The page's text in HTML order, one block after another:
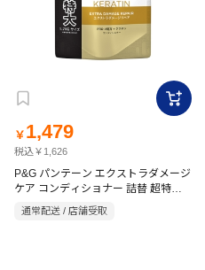
￥ 1,479
税込￥1,626
P&G パンテーン エクストラダメージ
ケア コンディショナー 詰替 超特大
通常配送 / 店舗受取